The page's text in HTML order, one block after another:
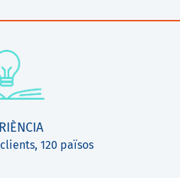
120 països